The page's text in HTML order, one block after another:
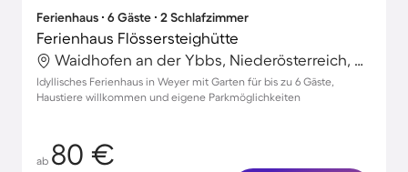
Ferienhaus ∙ 6 Gäste ∙ 2 Schlafzimmer
Ferienhaus Flössersteighütte
Waidhofen an der Ybbs, Niederösterreich, Österreich
Idyllisches Ferienhaus in Weyer mit Garten für bis zu 6 Gäste,
Haustiere willkommen und eigene Parkmöglichkeiten
ab 80 €